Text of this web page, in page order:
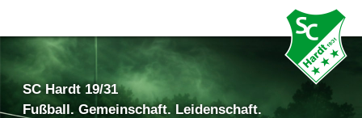
SC Hardt 19/31
Fußball. Gemeinschaft. Leidenschaft.